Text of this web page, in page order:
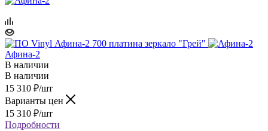
Афина-2
В наличии
В наличии
15 310 ₽/шт
Варианты цен
15 310 ₽/шт
Подробности